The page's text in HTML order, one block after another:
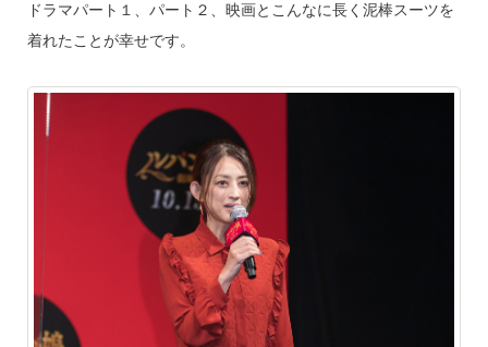
ドラマパート１、パート２、映画とこんなに長く泥棒スーツを
着れたことが幸せです。